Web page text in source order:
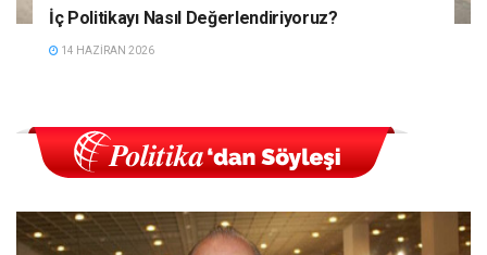
İç Politikayı Nasıl Değerlendiriyoruz?
14 HAZIRAN 2026